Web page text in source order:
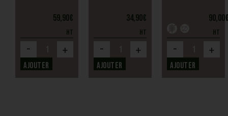
59,90€
HT
- +
Ajouter
34,90€
HT
- +
Ajouter
90,00
HT
- +
Ajouter